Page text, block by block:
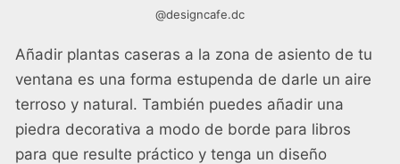
@designcafe.dc
Añadir plantas caseras a la zona de asiento de tu
ventana es una forma estupenda de darle un aire
terroso y natural. También puedes añadir una
piedra decorativa a modo de borde para libros
para que resulte práctico y tenga un diseño